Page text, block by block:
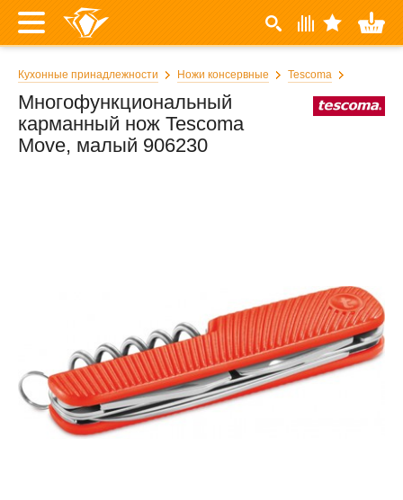
Кухонные принадлежности Ножи консервные Tescoma
Многофункциональный
карманный нож Tescoma
Move, малый 906230